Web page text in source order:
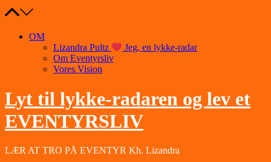
Skip
content
OM
Lizandra Pultz
Jeg, en lykke-radar
Om Eventyrsliv
Vores Vision
Lyt til lykke-radaren og lev et
EVENTYRSLIV
LÆR AT TRO PÅ EVENTYR Kh. Lizandra